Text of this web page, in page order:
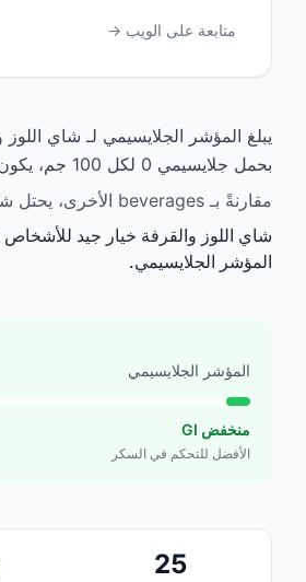
متابعة على الويب →
بحمل جلايسيمي 0 لكل 100 جم، يكون تأثيره على سكر الدم ضئيل.
مقارنةً بـ beverages الأخرى، يحتل شاي اللوز والقرفة المرتبة بين الأدنى في المؤشر الجلايسيمي.
شاي اللوز والقرفة خيار جيد للأشخاص
المؤشر الجلايسيمي.
المؤشر الجلايسيمي
منخفض GI
الأفضل للتحكم في السكر
25